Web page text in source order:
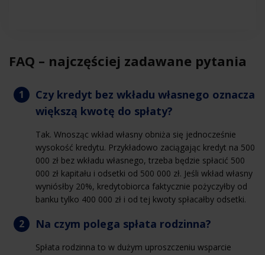
FAQ – najczęściej zadawane pytania
Czy kredyt bez wkładu własnego oznacza
większą kwotę do spłaty?
Tak. Wnosząc wkład własny obniża się jednocześnie
wysokość kredytu. Przykładowo zaciągając kredyt na 500
000 zł bez wkładu własnego, trzeba będzie spłacić 500
000 zł kapitału i odsetki od 500 000 zł. Jeśli wkład własny
wyniósłby 20%, kredytobiorca faktycznie pożyczyłby od
banku tylko 400 000 zł i od tej kwoty spłacałby odsetki.
Na czym polega spłata rodzinna?
Spłata rodzinna to w dużym uproszczeniu wsparcie